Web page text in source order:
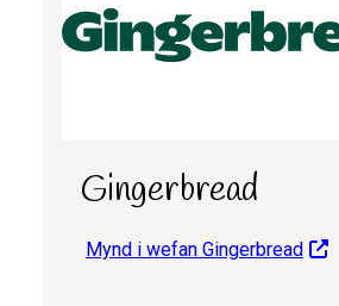
Gingerbread
Mynd i wefan Gingerbread